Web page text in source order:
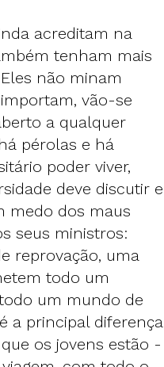
acreditam na
tenham mais
não minam
vão-se
a qualquer
pérolas e há
poder viver,
deve discutir e
medo dos maus
seus ministros:
reprovação, uma
todo um
um mundo de
a principal diferença
os jovens estão -